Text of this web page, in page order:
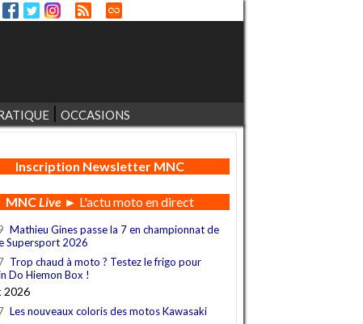
OCCASIONS
Inscription Newsletter MNC
MNCLive► L'actu moto en direct
Mathieu Gines passe la 7 en championnat de
Supersport 2026
Trop chaud à moto ? Testez le frigo pour
Do Hiemon Box !
2026
Les nouveaux coloris des motos Kawasaki